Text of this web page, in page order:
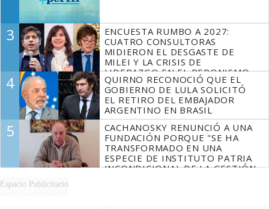
3
ENCUESTA RUMBO A 2027:
CUATRO CONSULTORAS
MIDIERON EL DESGASTE DE
MILEI Y LA CRISIS DE
LIDERAZGO EN EL PERONISMO
4
QUIRNO RECONOCIÓ QUE EL
GOBIERNO DE LULA SOLICITÓ
EL RETIRO DEL EMBAJADOR
ARGENTINO EN BRASIL
5
CACHANOSKY RENUNCIÓ A UNA
FUNDACIÓN PORQUE "SE HA
TRANSFORMADO EN UNA
ESPECIE DE INSTITUTO PATRIA
INCONDICIONAL DE LA GESTIÓN
Espacio Publicitario